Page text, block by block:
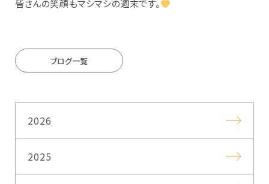
皆さんの笑顔もマシマシの週末です。
ブログ一覧
2026
2025